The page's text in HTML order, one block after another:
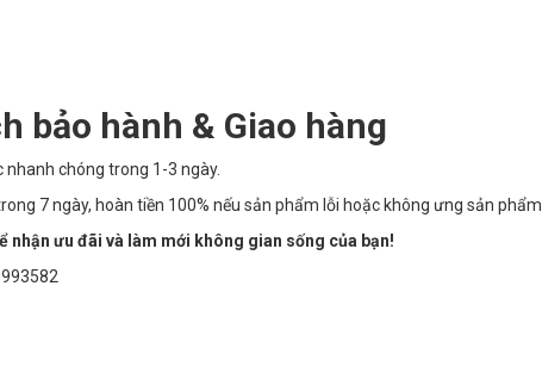
bảo hành & Giao hàng
nhanh chóng trong 1-3 ngày.
7 ngày, hoàn tiền 100% nếu sản phẩm lỗi hoặc không ưng sản phẩm
nhận ưu đãi và làm mới không gian sống của bạn!